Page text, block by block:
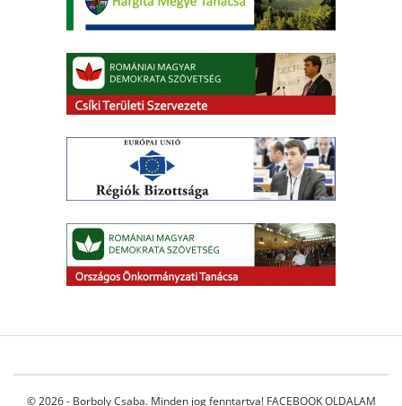
© 2026 - Borboly Csaba. Minden jog fenntartva! FACEBOOK OLDALAM